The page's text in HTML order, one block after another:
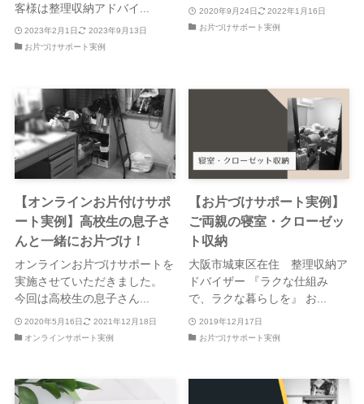
客様は整理収納アドバイ...
2023年2月1日
2023年9月13日
お片づけサポート実例
2020年9月24日
2022年1月16日
お片づけサポート実例
【オンラインお片付けサポ
ート実例】高校生の息子さ
んと一緒にお片づけ！
オンラインお片づけサポートを
実施させていただきました。
今回は高校生の息子さん...
2020年5月16日
2021年12月18日
オンラインサポート実例
【お片づけサポート実例】
ご両親の寝室・クローゼッ
ト収納
大阪市城東区在住 整理収納ア
ドバイザー 『ラクな仕組み
で、ラクな暮らしを』 お...
2019年12月17日
お片づけサポート実例